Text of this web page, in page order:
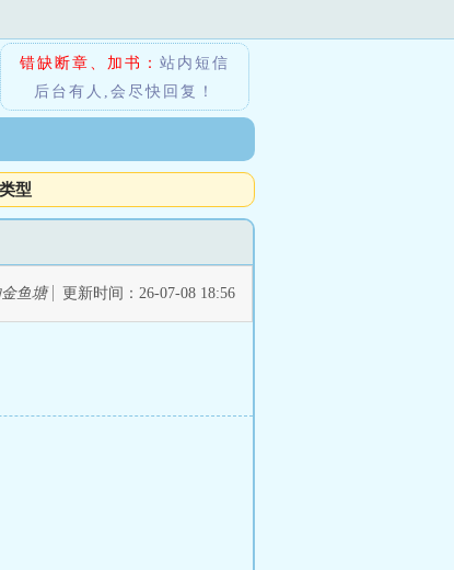
错缺断章、加书： 站内短信
后台有人,会尽快回复！
型
鱼塘 更新时间：26-07-08 18:56